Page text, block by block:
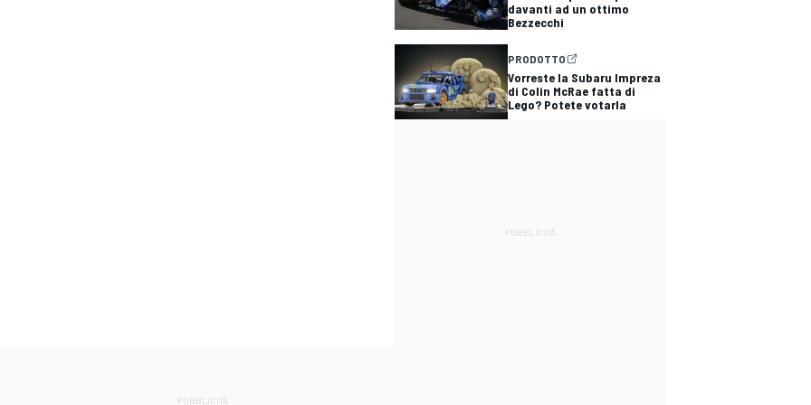
davanti ad un ottimo
Bezzecchi
PRODOTTO
Vorreste la Subaru Impreza
di Colin McRae fatta di
Lego? Potete votarla